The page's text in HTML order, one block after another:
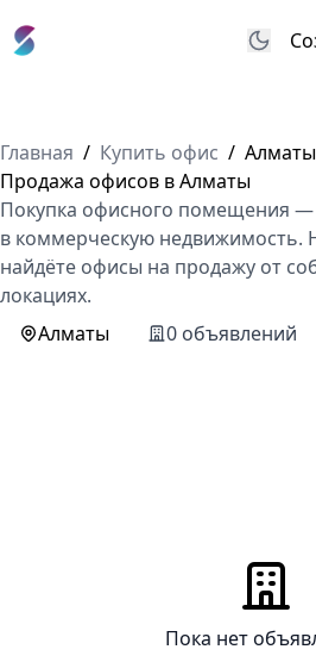
Главная / Купить офис / Алматы
Продажа офисов в Алматы
Покупка офисного помещения —
в коммерческую недвижимость.
найдёте офисы на продажу от
локациях.
Алматы
0 объявлений
Пока нет